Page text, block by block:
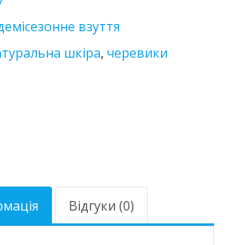
взуття
шкіра,черевики
Відгуки (0)